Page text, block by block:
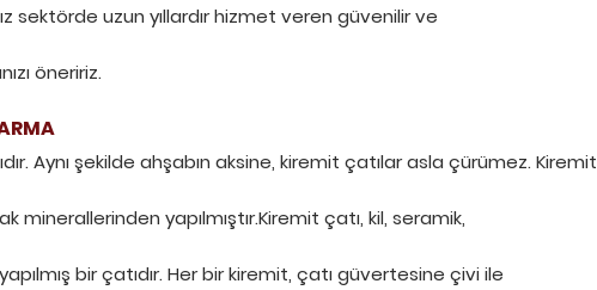
sektörde uzun yıllardır hizmet veren güvenilir ve
öneririz.
Aynı şekilde ahşabın aksine, kiremit çatılar asla çürümez. Kiremit
yapılmıştır.Kiremit çatı, kil, seramik,
bir çatıdır. Her bir kiremit, çatı güvertesine çivi ile